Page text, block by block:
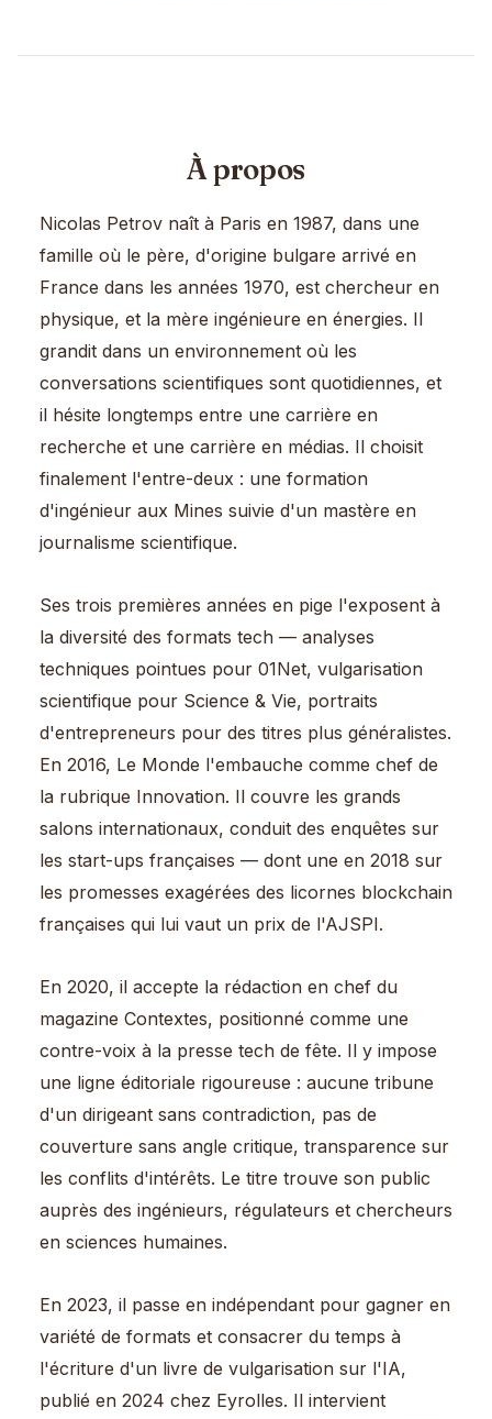
À propos
Nicolas Petrov naît à Paris en 1987, dans une
famille où le père, d'origine bulgare arrivé en
France dans les années 1970, est chercheur en
physique, et la mère ingénieure en énergies. Il
grandit dans un environnement où les
conversations scientifiques sont quotidiennes, et
il hésite longtemps entre une carrière en
recherche et une carrière en médias. Il choisit
finalement l'entre-deux : une formation
d'ingénieur aux Mines suivie d'un mastère en
journalisme scientifique.
Ses trois premières années en pige l'exposent à
la diversité des formats tech — analyses
techniques pointues pour 01Net, vulgarisation
scientifique pour Science & Vie, portraits
d'entrepreneurs pour des titres plus généralistes.
En 2016, Le Monde l'embauche comme chef de
la rubrique Innovation. Il couvre les grands
salons internationaux, conduit des enquêtes sur
les start-ups françaises — dont une en 2018 sur
les promesses exagérées des licornes blockchain
françaises qui lui vaut un prix de l'AJSPI.
En 2020, il accepte la rédaction en chef du
magazine Contextes, positionné comme une
contre-voix à la presse tech de fête. Il y impose
une ligne éditoriale rigoureuse : aucune tribune
d'un dirigeant sans contradiction, pas de
couverture sans angle critique, transparence sur
les conflits d'intérêts. Le titre trouve son public
auprès des ingénieurs, régulateurs et chercheurs
en sciences humaines.
En 2023, il passe en indépendant pour gagner en
variété de formats et consacrer du temps à
l'écriture d'un livre de vulgarisation sur l'IA,
publié en 2024 chez Eyrolles. Il intervient